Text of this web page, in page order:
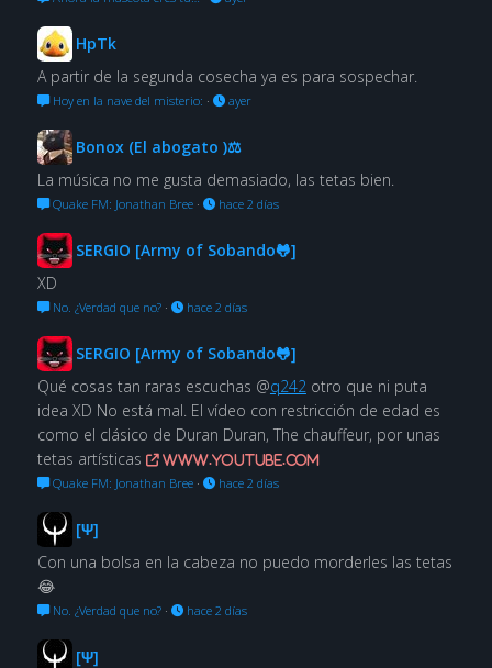
HpTk
A partir de la segunda cosecha ya es para sospechar.
Hoy en la nave del misterio: · ayer
Bonox (El abogato )⚖
La música no me gusta demasiado, las tetas bien.
Quake FM: Jonathan Bree· hace 2 días
SERGIO [Army of Sobando🐸]
XD
No. ¿Verdad que no?· hace 2 días
SERGIO [Army of Sobando🐸]
Qué cosas tan raras escuchas @q242 otro que ni puta
idea XD No está mal. El vídeo con restricción de edad es
como el clásico de Duran Duran, The chauffeur, por unas
tetas artísticas
www.youtube.com
Quake FM: Jonathan Bree· hace 2 días
[Ψ]
Con una bolsa en la cabeza no puedo morderles las tetas
😂
No. ¿Verdad que no?· hace 2 días
[Ψ]